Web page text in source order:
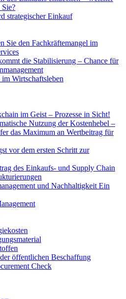
strategischer Einkauf
Sie den Fachkräftemangel im
die Stabilisierung – Chance für
Wirtschaftsleben
im Geist – Prozesse in Sicht!
Nutzung der Kostenhebel –
das Maximum an Wertbeitrag für
vor dem ersten Schritt zur
des Einkaufs- und Supply Chain
und Nachhaltigkeit Ein
öffentlichen Beschaffung
Check